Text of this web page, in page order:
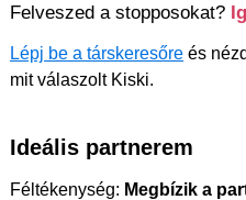
Felveszed a stopposokat?
Lépj be a társkeresőre és
mit válaszolt Kiski.
Ideális partnerem
Féltékenység: Megbízik a